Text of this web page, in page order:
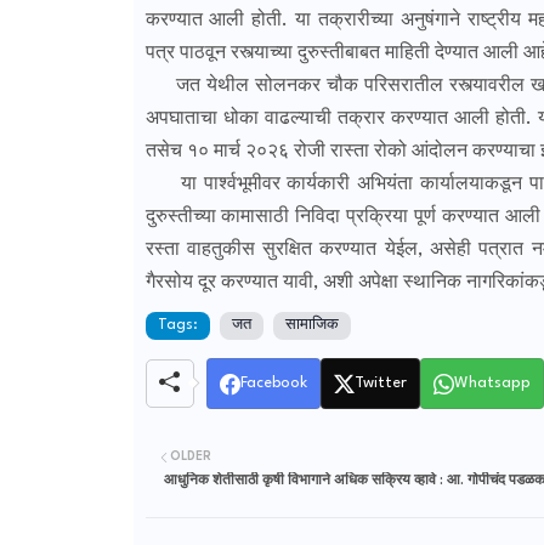
करण्यात आली होती. या तक्रारीच्या अनुषंगाने राष्ट्रीय
पत्र पाठवून रस्त्याच्या दुरुस्तीबाबत माहिती देण्यात आली
जत येथील सोलनकर चौक परिसरातील रस्त्यावरील
अपघाताचा धोका वाढल्याची तक्रार करण्यात आली
तसेच १० मार्च २०२६ रोजी रास्ता रोको आंदोलन करण्याचा
या पार्श्वभूमीवर कार्यकारी अभियंता
दुरुस्तीच्या कामासाठी निविदा प्रक्रिया पूर्ण
रस्ता वाहतुकीस सुरक्षित करण्यात येईल, असेही
गैरसोय दूर करण्यात यावी, अशी अपेक्षा स्थानिक
Tags: जत सामाजिक
Facebook Twitter Whatsapp
OLDER
आधुनिक शेतीसाठी कृषी विभागाने अधिक सक्रिय व्हावे : आ. गोपीचंद